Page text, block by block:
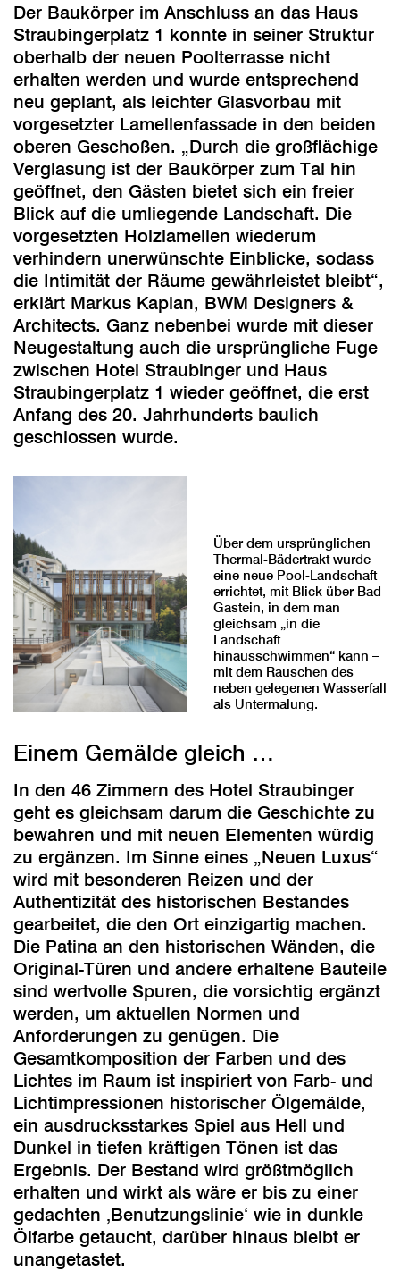
Der Baukörper im Anschluss an das Haus
Straubingerplatz 1 konnte in seiner Struktur
oberhalb der neuen Poolterrasse nicht
erhalten werden und wurde entsprechend
neu geplant, als leichter Glasvorbau mit
vorgesetzter Lamellenfassade in den beiden
oberen Geschoßen. „Durch die großflächige
Verglasung ist der Baukörper zum Tal hin
geöffnet, den Gästen bietet sich ein freier
Blick auf die umliegende Landschaft. Die
vorgesetzten Holzlamellen wiederum
verhindern unerwünschte Einblicke, sodass
die Intimität der Räume gewährleistet bleibt“,
erklärt Markus Kaplan, BWM Designers &
Architects. Ganz nebenbei wurde mit dieser
Neugestaltung auch die ursprüngliche Fuge
zwischen Hotel Straubinger und Haus
Straubingerplatz 1 wieder geöffnet, die erst
Anfang des 20. Jahrhunderts baulich
geschlossen wurde.
Über dem ursprünglichen
Thermal-Bädertrakt wurde
eine neue Pool-Landschaft
errichtet, mit Blick über Bad
Gastein, in dem man
gleichsam „in die
Landschaft
hinausschwimmen“ kann –
mit dem Rauschen des
neben gelegenen Wasserfall
als Untermalung.
Einem Gemälde gleich …
In den 46 Zimmern des Hotel Straubinger
geht es gleichsam darum die Geschichte zu
bewahren und mit neuen Elementen würdig
zu ergänzen. Im Sinne eines „Neuen Luxus“
wird mit besonderen Reizen und der
Authentizität des historischen Bestandes
gearbeitet, die den Ort einzigartig machen.
Die Patina an den historischen Wänden, die
Original-Türen und andere erhaltene Bauteile
sind wertvolle Spuren, die vorsichtig ergänzt
werden, um aktuellen Normen und
Anforderungen zu genügen. Die
Gesamtkomposition der Farben und des
Lichtes im Raum ist inspiriert von Farb- und
Lichtimpressionen historischer Ölgemälde,
ein ausdrucksstarkes Spiel aus Hell und
Dunkel in tiefen kräftigen Tönen ist das
Ergebnis. Der Bestand wird größtmöglich
erhalten und wirkt als wäre er bis zu einer
gedachten ‚Benutzungslinie‘ wie in dunkle
Ölfarbe getaucht, darüber hinaus bleibt er
unangetastet.